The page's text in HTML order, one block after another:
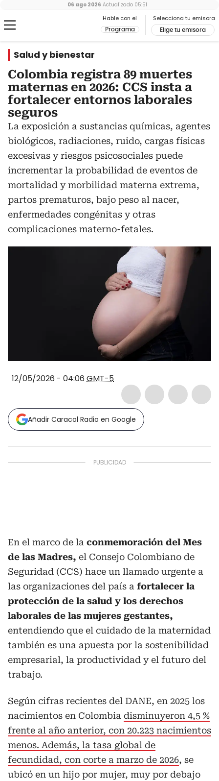
Hable con el
Programa
Selecciona tu emisora
Elige tu emisora
06 ago 2026 Actualizado 05:51
Salud y bienestar
Colombia registra 89 muertes
maternas en 2026: CCS insta a
fortalecer entornos laborales
seguros
La exposición a sustancias químicas, agentes
biológicos, radiaciones, ruido, cargas físicas
excesivas y riesgos psicosociales puede
incrementar la probabilidad de eventos de
mortalidad y morbilidad materna extrema,
partos prematuros, bajo peso al nacer,
enfermedades congénitas y otras
complicaciones materno-fetales.
12/05/2026 - 04:06 GMT-5
Añadir Caracol Radio en Google
En el marco de la conmemoración del Mes
de las Madres, el Consejo Colombiano de
Seguridad (CCS) hace un llamado urgente a
las organizaciones del país a fortalecer la
protección de la salud y los derechos
laborales de las mujeres gestantes,
entendiendo que el cuidado de la maternidad
también es una apuesta por la sostenibilidad
empresarial, la productividad y el futuro del
trabajo.
Según cifras recientes del DANE, en 2025 los
nacimientos en Colombia disminuyeron 4,5 %
frente al año anterior, con 20.223 nacimientos
menos. Además, la tasa global de
fecundidad, con corte a marzo de 2026, se
ubicó en un hijo por mujer, muy por debajo